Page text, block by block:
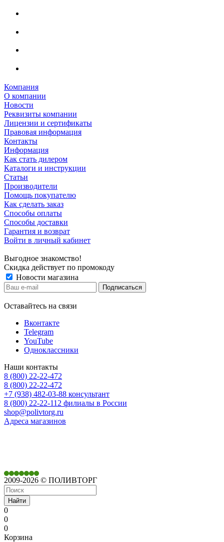
Компания
О компании
Новости
Реквизиты компании
Лицензии и сертификаты
Правовая информация
Контакты
Информация
Как стать дилером
Каталоги и инструкции
Статьи
Производители
Помощь покупателю
Как сделать заказ
Способы оплаты
Способы доставки
Гарантия и возврат
Войти в личный кабинет
Выгодное знакомство!
Скидка действует по промокоду
Новости магазина
Оставайтесь на связи
Вконтакте
Telegram
YouTube
Одноклассники
Наши контакты
8 (800) 22-22-472
8 (800) 22-22-472
+7 (938) 482-03-88 консультант
8 (800) 22-22-112 филиалы в России
shop@polivtorg.ru
Адреса магазинов
2009-2026 © ПОЛИВТОРГ
Найти
0
0
0
Корзина